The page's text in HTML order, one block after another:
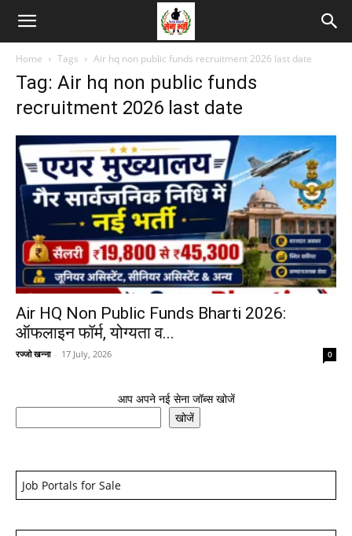
Home Tags Air hq non public funds recruitment 2026 last date
Tag: Air hq non public funds
recruitment 2026 last date
Air HQ Non Public Funds Bharti 2026:
ऑफलाइन फॉर्म, योग्यता व...
रज्जो खन्ना - 17 July, 2026 0
आप अपने नई सेना जॉब्स खोजें
खोजें
Job Portals for Sale